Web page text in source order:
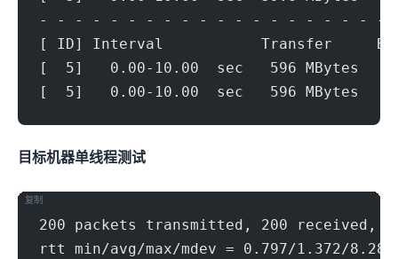
- - - - - - - - - - - - - - - - - - - -
[ ID] Interval           Transfer
[  5]   0.00-10.00  sec   596 MBytes
[  5]   0.00-10.00  sec   596
目标机器 IPERF3单线程测试
200 packets transmitted, 200 received,
rtt min/avg/max/mdev = 0.797/1.372/
复制